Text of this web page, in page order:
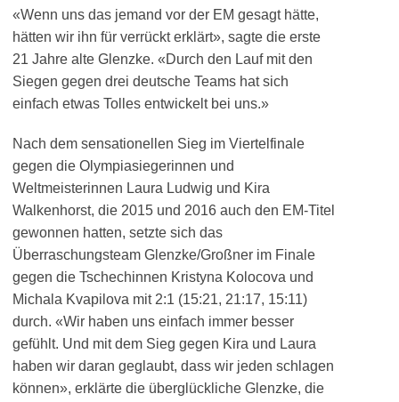
«Wenn uns das jemand vor der EM gesagt hätte,
hätten wir ihn für verrückt erklärt», sagte die erste
21 Jahre alte Glenzke. «Durch den Lauf mit den
Siegen gegen drei deutsche Teams hat sich
einfach etwas Tolles entwickelt bei uns.»
Nach dem sensationellen Sieg im Viertelfinale
gegen die Olympiasiegerinnen und
Weltmeisterinnen Laura Ludwig und Kira
Walkenhorst, die 2015 und 2016 auch den EM-Titel
gewonnen hatten, setzte sich das
Überraschungsteam Glenzke/Großner im Finale
gegen die Tschechinnen Kristyna Kolocova und
Michala Kvapilova mit 2:1 (15:21, 21:17, 15:11)
durch. «Wir haben uns einfach immer besser
gefühlt. Und mit dem Sieg gegen Kira und Laura
haben wir daran geglaubt, dass wir jeden schlagen
können», erklärte die überglückliche Glenzke, die